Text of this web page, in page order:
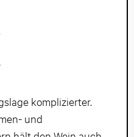
komplizierter.
und